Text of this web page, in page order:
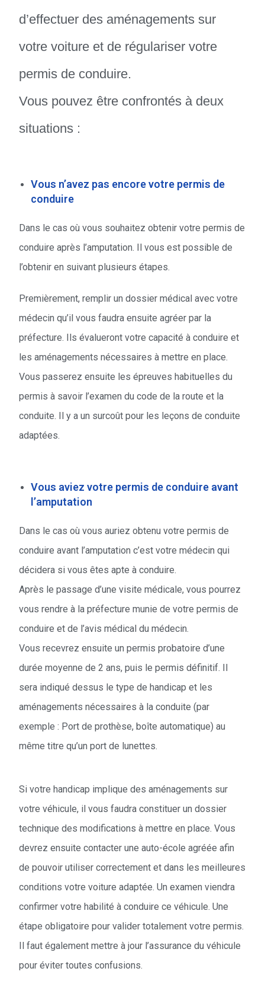
d’effectuer des aménagements sur
votre voiture et de régulariser votre
permis de conduire.
Vous pouvez être confrontés à deux
situations :
Vous n’avez pas encore votre permis de
conduire
Dans le cas où vous souhaitez obtenir votre permis de
conduire après l’amputation. Il vous est possible de
l’obtenir en suivant plusieurs étapes.
Premièrement, remplir un dossier médical avec votre
médecin qu’il vous faudra ensuite agréer par la
préfecture. Ils évalueront votre capacité à conduire et
les aménagements nécessaires à mettre en place.
Vous passerez ensuite les épreuves habituelles du
permis à savoir l’examen du code de la route et la
conduite. Il y a un surcoût pour les leçons de conduite
adaptées.
Vous aviez votre permis de conduire avant
l’amputation
Dans le cas où vous auriez obtenu votre permis de
conduire avant l’amputation c’est votre médecin qui
décidera si vous êtes apte à conduire.
Après le passage d’une visite médicale, vous pourrez
vous rendre à la préfecture munie de votre permis de
conduire et de l’avis médical du médecin.
Vous recevrez ensuite un permis probatoire d’une
durée moyenne de 2 ans, puis le permis définitif. Il
sera indiqué dessus le type de handicap et les
aménagements nécessaires à la conduite (par
exemple : Port de prothèse, boîte automatique) au
même titre qu’un port de lunettes.
Si votre handicap implique des aménagements sur
votre véhicule, il vous faudra constituer un dossier
technique des modifications à mettre en place. Vous
devrez ensuite contacter une auto-école agréée afin
de pouvoir utiliser correctement et dans les meilleures
conditions votre voiture adaptée. Un examen viendra
confirmer votre habilité à conduire ce véhicule. Une
étape obligatoire pour valider totalement votre permis.
Il faut également mettre à jour l’assurance du véhicule
pour éviter toutes confusions.